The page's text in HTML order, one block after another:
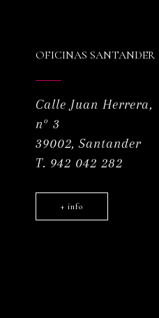
OFICINAS SANTANDER
Calle Juan Herrera,
nº 3
39002, Santander
T. 942 042 282
+ info